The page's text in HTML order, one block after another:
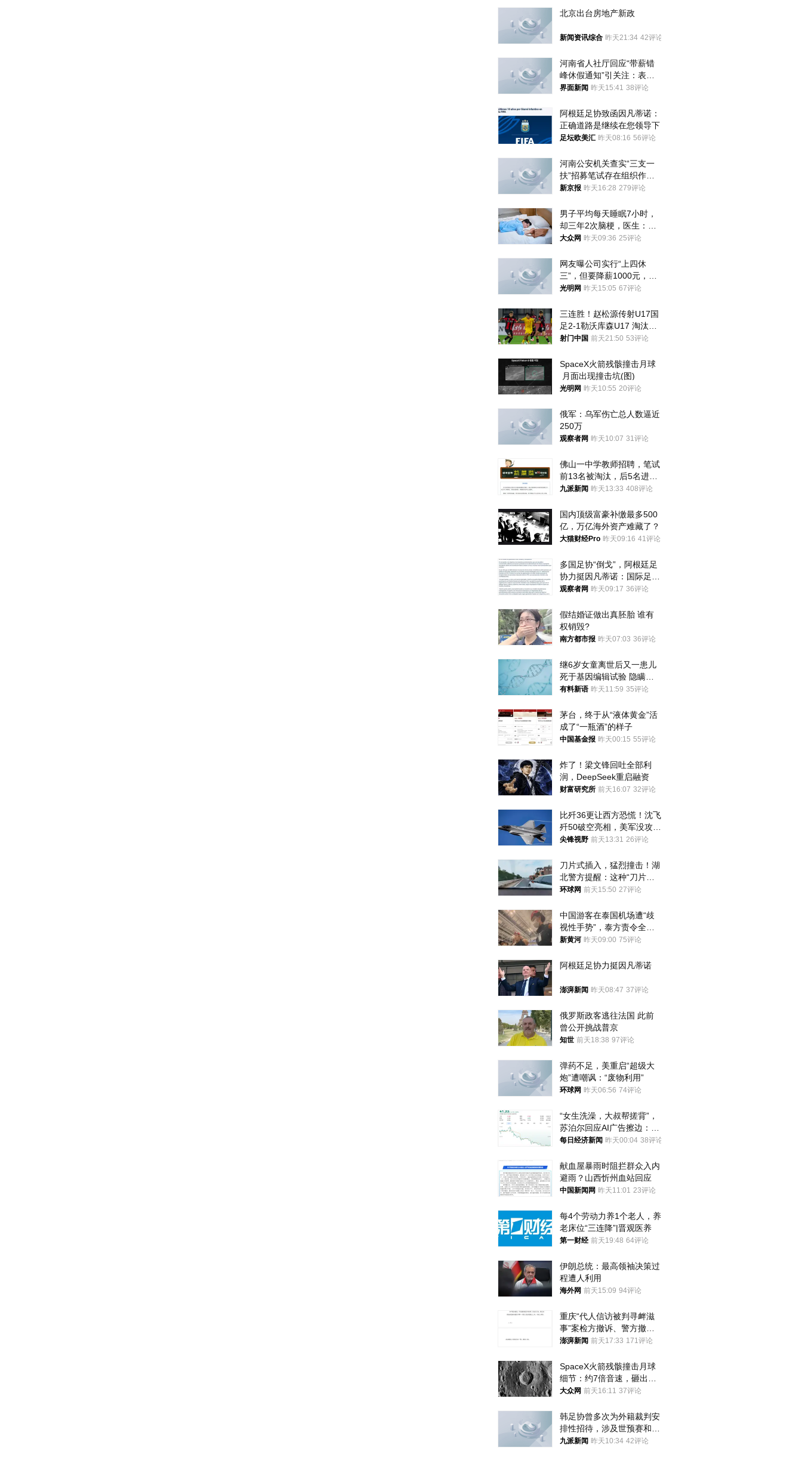
北京出台房地产新政
新闻资讯综合 昨天21:34 42评论
河南省人社厅回应“带薪错
峰休假通知”引关注：表述
不够准确，待修改后印发
界面新闻 昨天15:41 38评论
阿根廷足协致函因凡蒂诺：
正确道路是继续在您领导下
足坛欧美汇 昨天08:16 56评论
河南公安机关查实“三支一
扶”招募笔试存在组织作弊
犯罪行为
新京报 昨天16:28 279评论
男子平均每天睡眠7小时，
却三年2次脑梗，医生：这
样睡觉更伤身
大众网 昨天09:36 25评论
网友曝公司实行“上四休
三”，但要降薪1000元，不
接受只能辞职
光明网 昨天15:05 67评论
三连胜！赵松源传射U17国
足2-1勒沃库森U17 淘汰赛
将战河床
射门中国 前天21:50 53评论
SpaceX火箭残骸撞击月球
月面出现撞击坑(图)
光明网 昨天10:55 20评论
俄军：乌军伤亡总人数逼近
250万
观察者网 昨天10:07 31评论
佛山一中学教师招聘，笔试
前13名被淘汰，后5名进体
检，被疑萝卜岗，官方通
九派新闻 昨天13:33 408评论
国内顶级富豪补缴最多500
亿，万亿海外资产难藏了？
大猫财经Pro 昨天09:16 41评论
多国足协“倒戈”，阿根廷足
协力挺因凡蒂诺：国际足联
今后应继续在其领导下前行
观察者网 昨天09:17 36评论
假结婚证做出真胚胎 谁有
权销毁?
南方都市报 昨天07:03 36评论
继6岁女童离世后又一患儿
死于基因编辑试验 隐瞒一
年才对外披露
有料新语 昨天11:59 35评论
茅台，终于从“液体黄金”活
成了“一瓶酒”的样子
中国基金报 昨天00:15 55评论
炸了！梁文锋回吐全部利
润，DeepSeek重启融资
财富研究所 前天16:07 32评论
比歼36更让西方恐慌！沈飞
歼50破空亮相，美军没攻克
的技术被拿下
尖锋视野 前天13:31 26评论
刀片式插入，猛烈撞击！湖
北警方提醒：这种“刀片超
车”，太危险了
环球网 前天15:50 27评论
中国游客在泰国机场遭“歧
视性手势”，泰方责令全面
调查，对责任人采取最严厉
新黄河 昨天09:00 75评论
阿根廷足协力挺因凡蒂诺
澎湃新闻 昨天08:47 37评论
俄罗斯政客逃往法国 此前
曾公开挑战普京
知世 前天18:38 97评论
弹药不足，美重启“超级大
炮”遭嘲讽：“废物利用”
环球网 昨天06:56 74评论
“女生洗澡，大叔帮搓背”，
苏泊尔回应AI广告擦边：视
频全下架，已强化内容管理
每日经济新闻 昨天00:04 38评论
献血屋暴雨时阻拦群众入内
避雨？山西忻州血站回应
中国新闻网 昨天11:01 23评论
每4个劳动力养1个老人，养
老床位“三连降”|晋观医养
第一财经 前天19:48 64评论
伊朗总统：最高领袖决策过
程遭人利用
海外网 前天15:09 94评论
重庆“代人信访被判寻衅滋
事”案检方撤诉、警方撤
案，两被告人获国赔
澎湃新闻 前天17:33 171评论
SpaceX火箭残骸撞击月球
细节：约7倍音速，砸出直
径约30米撞击坑
大众网 前天16:11 37评论
韩足协曾多次为外籍裁判安
排性招待，涉及世预赛和奥
预赛，韩足协回应
九派新闻 昨天10:34 42评论